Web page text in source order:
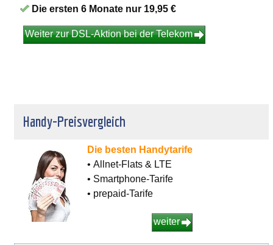
Die ersten 6 Monate nur 19,95 €
Weiter zur DSL-Aktion bei der Telekom
Handy-Preisvergleich
Die besten Handytarife
• Allnet-Flats & LTE
• Smartphone-Tarife
• prepaid-Tarife
weiter